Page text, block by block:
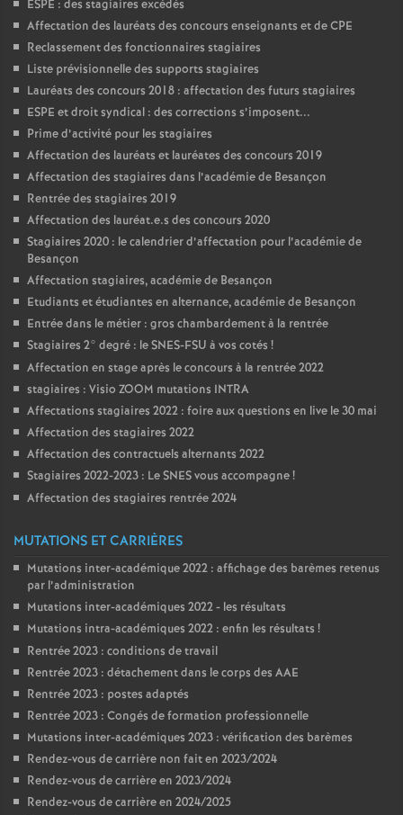
o
u
s
ESPE : des stagiaires excédés
Affectation des lauréats des concours enseignants et de CPE
Reclassement des fonctionnaires stagiaires
Liste prévisionnelle des supports stagiaires
Lauréats des concours 2018 : affectation des futurs stagiaires
ESPE et droit syndical : des corrections s’imposent...
Prime d’activité pour les stagiaires
Affectation des lauréats et lauréates des concours 2019
Affectation des stagiaires dans l’académie de Besançon
Rentrée des stagiaires 2019
Affectation des lauréat.e.s des concours 2020
Stagiaires 2020 : le calendrier d’affectation pour l’académie de
Besançon
Affectation stagiaires, académie de Besançon
Etudiants et étudiantes en alternance, académie de Besançon
Entrée dans le métier : gros chambardement à la rentrée
Stagiaires 2° degré : le SNES-FSU à vos cotés !
Affectation en stage après le concours à la rentrée 2022
stagiaires : Visio ZOOM mutations INTRA
Affectations stagiaires 2022 : foire aux questions en live le 30 mai
Affectation des stagiaires 2022
Affectation des contractuels alternants 2022
Stagiaires 2022-2023 : Le SNES vous accompagne!
Affectation des stagiaires rentrée 2024
MUTATIONS ET CARRIÈRES
Mutations inter-académique 2022 : affichage des barèmes retenus
par l’administration
Mutations inter-académiques 2022 - les résultats
Mutations intra-académiques 2022 : enfin les résultats !
Rentrée 2023 : conditions de travail
Rentrée 2023 : détachement dans le corps des AAE
Rentrée 2023 : postes adaptés
Rentrée 2023 : Congés de formation professionnelle
Mutations inter-académiques 2023 : vérification des barèmes
Rendez-vous de carrière non fait en 2023/2024
Rendez-vous de carrière en 2023/2024
Rendez-vous de carrière en 2024/2025